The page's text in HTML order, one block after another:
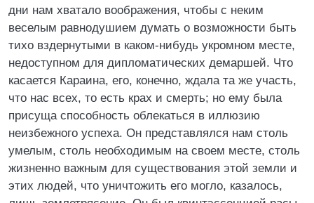
дни нам хватало воображения, чтобы с неким
веселым равнодушием думать о возможности быть
тихо вздернутыми в каком-нибудь укромном месте,
недоступном для дипломатических демаршей. Что
касается Караина, его, конечно, ждала та же участь,
что нас всех, то есть крах и смерть; но ему была
присуща способность облекаться в иллюзию
неизбежного успеха. Он представлялся нам столь
умелым, столь необходимым на своем месте, столь
жизненно важным для существования этой земли и
этих людей, что уничтожить его могло, казалось,